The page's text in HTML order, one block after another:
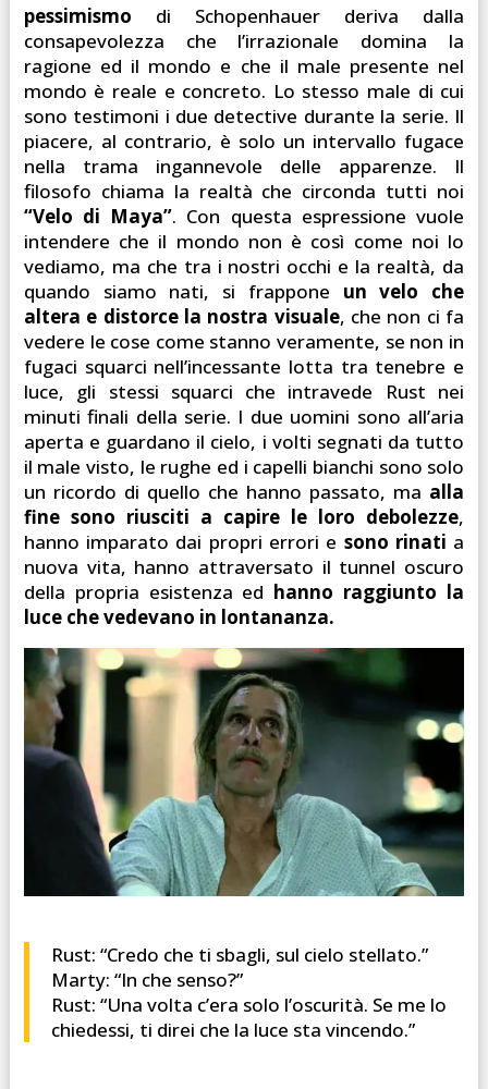
pessimismo di Schopenhauer deriva dalla
consapevolezza che l’irrazionale domina la
ragione ed il mondo e che il male presente nel
mondo è reale e concreto. Lo stesso male di cui
sono testimoni i due detective durante la serie. Il
piacere, al contrario, è solo un intervallo fugace
nella trama ingannevole delle apparenze. Il
filosofo chiama la realtà che circonda tutti noi
“Velo di Maya”. Con questa espressione vuole
intendere che il mondo non è così come noi lo
vediamo, ma che tra i nostri occhi e la realtà, da
quando siamo nati, si frappone un velo che
altera e distorce la nostra visuale, che non ci fa
vedere le cose come stanno veramente, se non in
fugaci squarci nell’incessante lotta tra tenebre e
luce, gli stessi squarci che intravede Rust nei
minuti finali della serie. I due uomini sono all’aria
aperta e guardano il cielo, i volti segnati da tutto
il male visto, le rughe ed i capelli bianchi sono solo
un ricordo di quello che hanno passato, ma alla
fine sono riusciti a capire le loro debolezze,
hanno imparato dai propri errori e sono rinati a
nuova vita, hanno attraversato il tunnel oscuro
della propria esistenza ed hanno raggiunto la
luce che vedevano in lontananza.
Rust: “Credo che ti sbagli, sul cielo stellato.”
Marty: “In che senso?”
Rust: “Una volta c’era solo l’oscurità. Se me lo
chiedessi, ti direi che la luce sta vincendo.”